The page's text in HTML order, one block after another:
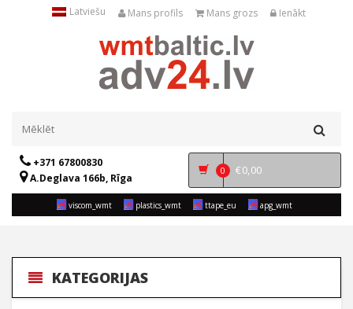
Latviešu Mans profils Mans grozs Ienākt
+371 67800830
A.Deglava 166b, Rīga
0 €0,00
viscom_wmt plastics_wmt ttape_eu apg_wmt
KATEGORIJAS